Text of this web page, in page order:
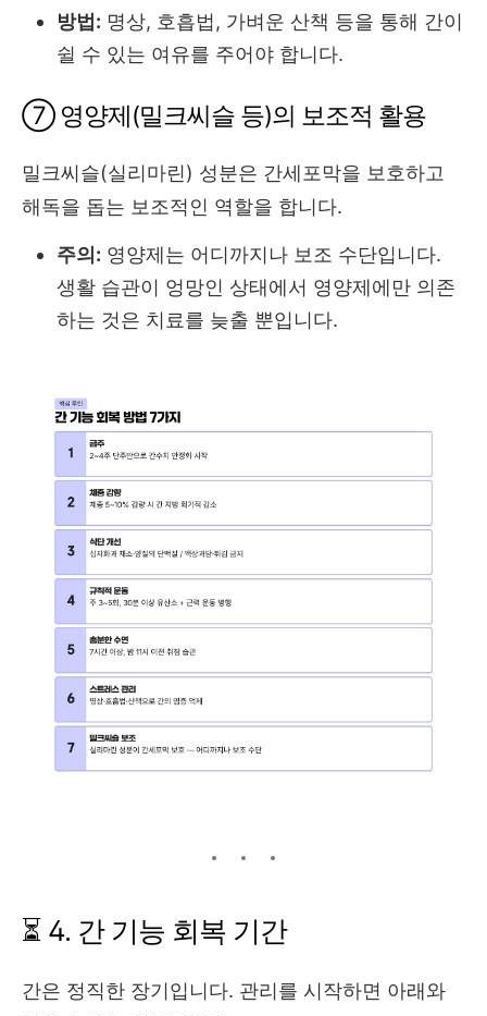
방법: 명상, 호흡법, 가벼운 산책 등을 통해 간이
쉴 수 있는 여유를 주어야 합니다.
⑦ 영양제(밀크씨슬 등)의 보조적 활용
밀크씨슬(실리마린) 성분은 간세포막을 보호하고
해독을 돕는 보조적인 역할을 합니다.
주의: 영양제는 어디까지나 보조 수단입니다.
생활 습관이 엉망인 상태에서 영양제에만 의존
하는 것은 치료를 늦출 뿐입니다.
⏳ 4. 간 기능 회복 기간
간은 정직한 장기입니다. 관리를 시작하면 아래와